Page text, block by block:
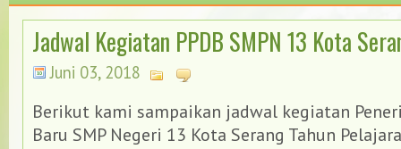
Jadwal Kegiatan PPDB SMPN 13 Kota
Juni 03, 2018
Berikut kami sampaikan jadwal kegiatan
Baru SMP Negeri 13 Kota Serang Tahun